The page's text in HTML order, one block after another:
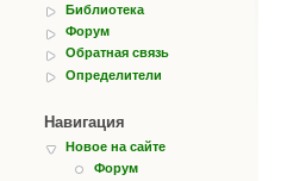
Библиотека
Форум
Обратная связь
Определители
Навигация
Новое на сайте
Форум